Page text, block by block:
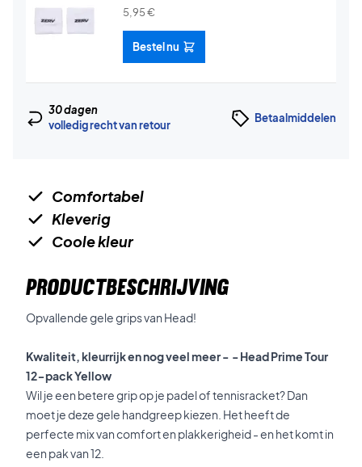
5,95€
Bestel nu
30 dagen
volledig recht van retour
Betaalmiddelen
Comfortabel
Kleverig
Coole kleur
PRODUCTBESCHRIJVING
Opvallende gele grips van Head!​​​​​​​
Kwaliteit, kleurrijk en nog veel meer - - Head Prime Tour
12-pack Yellow
Wil je een betere grip op je padel of tennisracket? Dan
moet je deze gele handgreep kiezen. Het heeft de
perfecte mix van comfort en plakkerigheid - en het komt in
een pak van 12.